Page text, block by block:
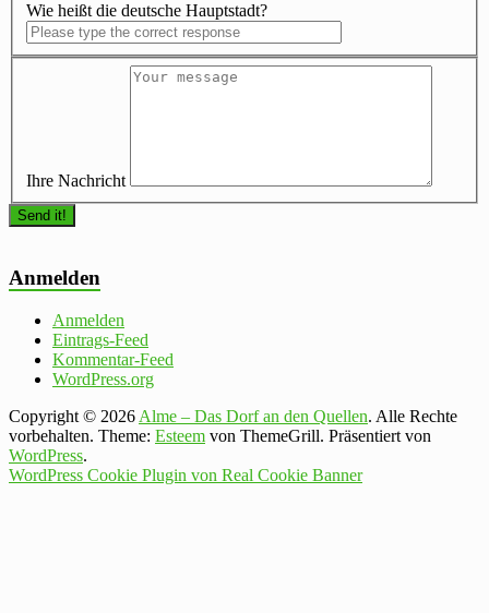
Wie heißt die deutsche Hauptstadt?
Ihre Nachricht
Anmelden
Anmelden
Eintrags-Feed
Kommentar-Feed
WordPress.org
Copyright © 2026 Alme – Das Dorf an den Quellen. Alle Rechte
vorbehalten. Theme: Esteem von ThemeGrill. Präsentiert von
WordPress.
WordPress Cookie Plugin von Real Cookie Banner